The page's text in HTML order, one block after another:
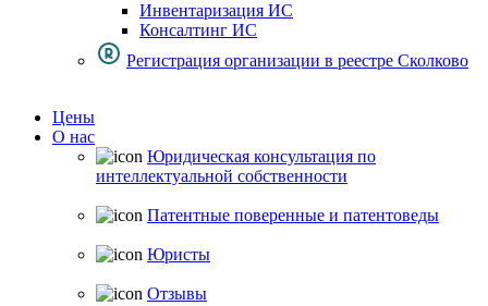
Инвентаризация ИС
Консалтинг ИС
Регистрация организации в реестре Сколково
Цены
О нас
Юридическая консультация по
интеллектуальной собственности
Патентные поверенные и патентоведы
Юристы
Отзывы